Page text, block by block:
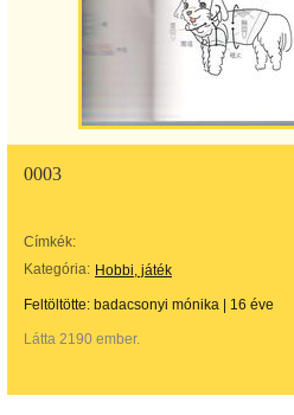
0003
Címkék:
Kategória: Hobbi, játék
Feltöltötte: badacsonyi mónika 16 éve
Látta 2190 ember.